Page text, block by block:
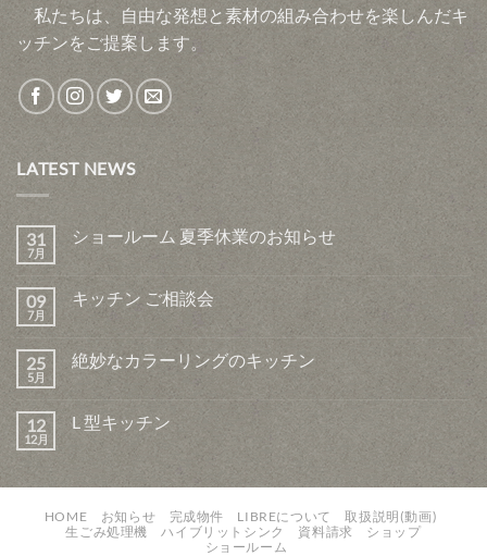
私たちは、自由な発想と素材の組み合わせを楽しんだキ
ッチンをご提案します。
LATEST NEWS
31
7月
ショールーム 夏季休業のお知らせ
09
7月
キッチン ご相談会
25
5月
絶妙なカラーリングのキッチン
12
12月
L 型キッチン
HOME お知らせ 完成物件 LIBREについて
取扱説明(動画)
生ごみ処理機
ハイブリットシンク 資料請求
ショップ
ショールーム